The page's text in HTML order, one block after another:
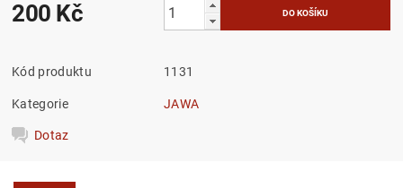
200 Kč
Kód produktu 1131
Kategorie JAWA
Dotaz